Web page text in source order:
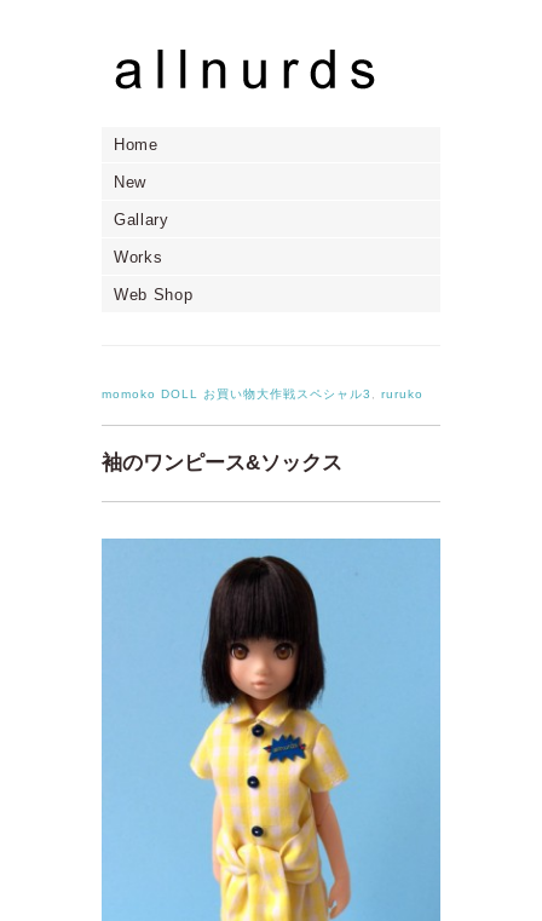
Home
New
Gallary
Works
Web Shop
momoko DOLL お買い物大作戦スペシャル3 ruruko
袖のワンピース&ソックス